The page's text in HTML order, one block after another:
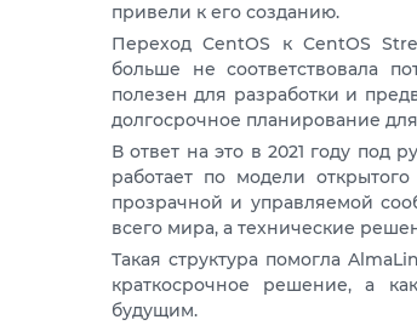
привели к его созданию.
Переход CentOS к CentOS
больше не соответствовала
полезен для разработки и
долгосрочное планирование
В ответ на это в 2021 году под
работает по модели
прозрачной и управляемой
всего мира, а технические
Такая структура помогла
краткосрочное решение, а
будущим.